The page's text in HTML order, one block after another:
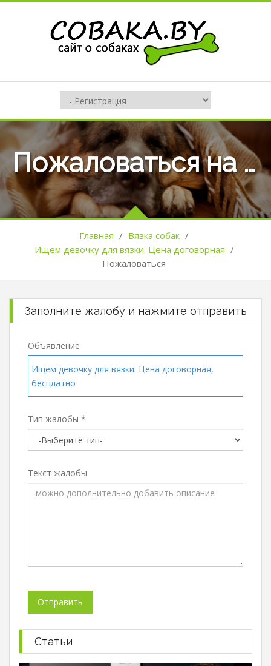
Пожаловаться на оъявление №106961
Главная / Вязка собак /
Ищем девочку для вязки. Цена договорная /
Пожаловаться
Заполните жалобу и нажмите отправить
Объявление
Ищем девочку для вязки. Цена договорная,
бесплатно
Тип жалобы *
Текст жалобы
Статьи